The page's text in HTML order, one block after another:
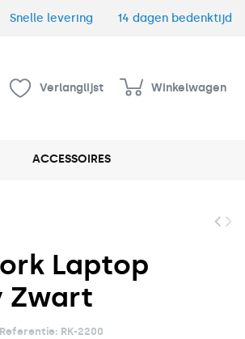
Snelle levering 14 dagen bedenktijd
Verlanglijst Winkelwagen
ACCESSOIRES
Laptop
Zwart
Referentie: RK-2200